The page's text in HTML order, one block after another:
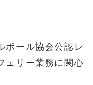
ボール協会公認レ
ェリー業務に関心